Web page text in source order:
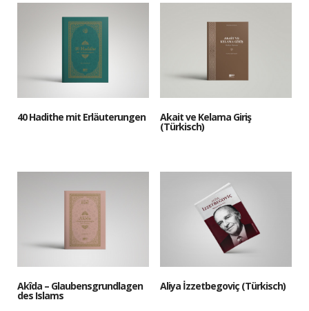
40 Hadithe mit Erläuterungen Akait ve Kelama Giriş
(Türkisch)
Akîda – Glaubensgrundlagen
des Islams
Aliya İzzetbegoviç (Türkisch)